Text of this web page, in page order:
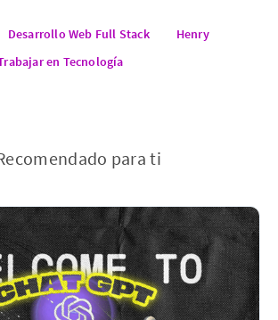
Desarrollo Web Full Stack
Henry
en Tecnología
para ti